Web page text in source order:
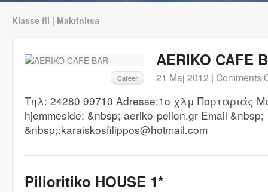
Klasse fil | Makrinitsa
Caféer
AERIKO CAFE
21 Maj 2012 | Comments
Τηλ: 24280 99710 Adresse:1ο χλμ Πορταριάς
hjemmeside: &nbsp; aeriko-pelion.gr Email &nbsp;
&nbsp;:karaiskosfilippos@hotmail.com
Pilioritiko HOUSE 1*